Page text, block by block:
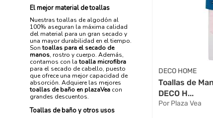
El mejor material de toallas
Nuestras toallas de algodón al
100% aseguran la máxima calidad
del material para un gran secado y
una mayor durabilidad en el tiempo.
Sontoallas para el secado de
manos, rostro y cuerpo. Además,
contamos con latoalla microfibra
para el secado de cabello, puesto
que ofrece una mejor capacidad de
absorción. Adquiere las mejores
toallas de baño en plazaVea con
grandes descuentos.
Toallas de baño y otros usos
DECO HOME
Toallas de
DECO H...
Por Plaza Vea